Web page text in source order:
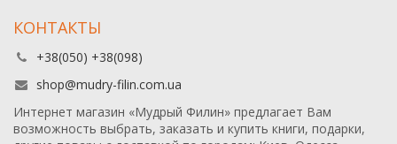
КОНТАКТЫ
+38(050) +38(098)
shop@mudry-filin.com.ua
Интернет магазин «Мудрый Филин» предлагает Вам
возможность выбрать, заказать и купить книги, подарки,